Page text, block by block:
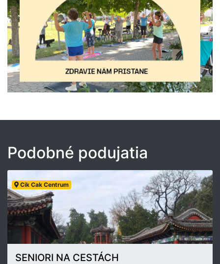
Podobné podujatia
Cik Cak Centrum
SENIORI NA CESTÁCH